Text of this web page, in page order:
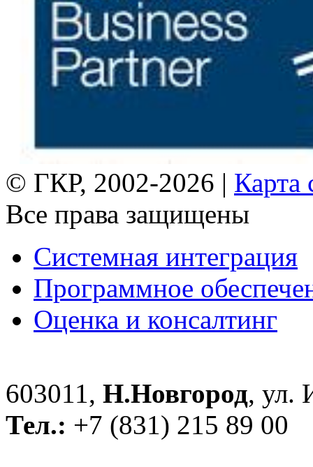
© ГКР, 2002-2026 | Карта
Все права защищены
Системная интеграция
Программное
Оценка и консалтинг
603011, Н.Новгород, ул.
Тел.: +7 (831) 215 89 00